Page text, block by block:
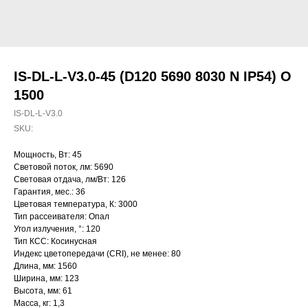
IS-DL-L-V3.0-45 (D120 5690 8030 N IP54) O
1500
IS-DL-L-V3.0
SKU:
Мощность, Вт: 45
Световой поток, лм: 5690
Световая отдача, лм/Вт: 126
Гарантия, мес.: 36
Цветовая температура, К: 3000
Тип рассеивателя: Опал
Угол излучения, °: 120
Тип КСС: Косинусная
Индекс цветопередачи (CRI), не менее: 80
Длина, мм: 1560
Ширина, мм: 123
Высота, мм: 61
Масса, кг: 1,3